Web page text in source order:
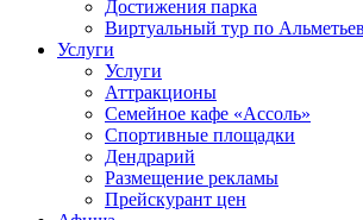
Достижения парка
Виртуальный тур по
Услуги
Услуги
Аттракционы
Семейное кафе «Ассоль»
Спортивные площадки
Дендрарий
Размещение рекламы
Прейскурант цен